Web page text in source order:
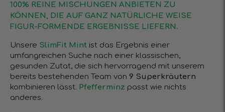
100% REINE MISCHUNGEN ANBIETEN ZU
KÖNNEN, DIE AUF GANZ NATÜRLICHE WEISE
FIGUR-FORMENDE ERGEBNISSE LIEFERN.
Unsere SlimFit Mint ist das Ergebnis einer
umfangreichen Suche nach einer klassischen,
gesunden Zutat, die sich hervorragend mit unserem
bereits bestehenden Team von 9 Superkräutern
kombinieren lässt. Pfefferminz passt wie nichts
anderes.